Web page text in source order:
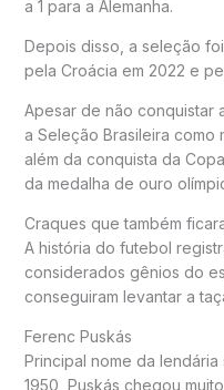
a 1 para a Alemanha.
Depois disso, a seleção
pela Croácia em 2022 e
Apesar de não conquistar
a Seleção Brasileira como
além da conquista da
da medalha de ouro
Craques que também
A história do futebol
considerados gênios do
conseguiram levantar a
Ferenc Puskás
Principal nome da
1950, Puskás chegou